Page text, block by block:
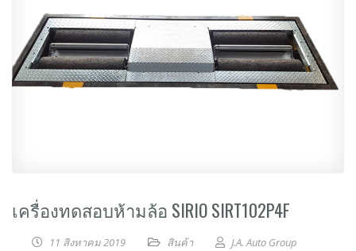
เครื่องทดสอบห้ามล้อ SIRIO SIRT102P4F​
11 สิงหาคม 2019 สินค้า J.A. Auto Group